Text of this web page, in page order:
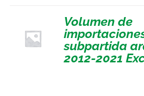
Volumen de
subpartida
2012-2021